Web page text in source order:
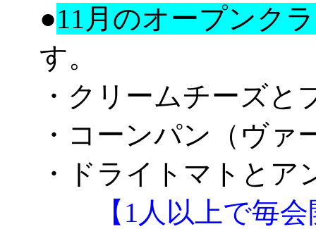
●11月のオープンク
す。
・クリームチーズ
・コーンパン（ヴァ
・ドライトマトと
【1人以上で毎